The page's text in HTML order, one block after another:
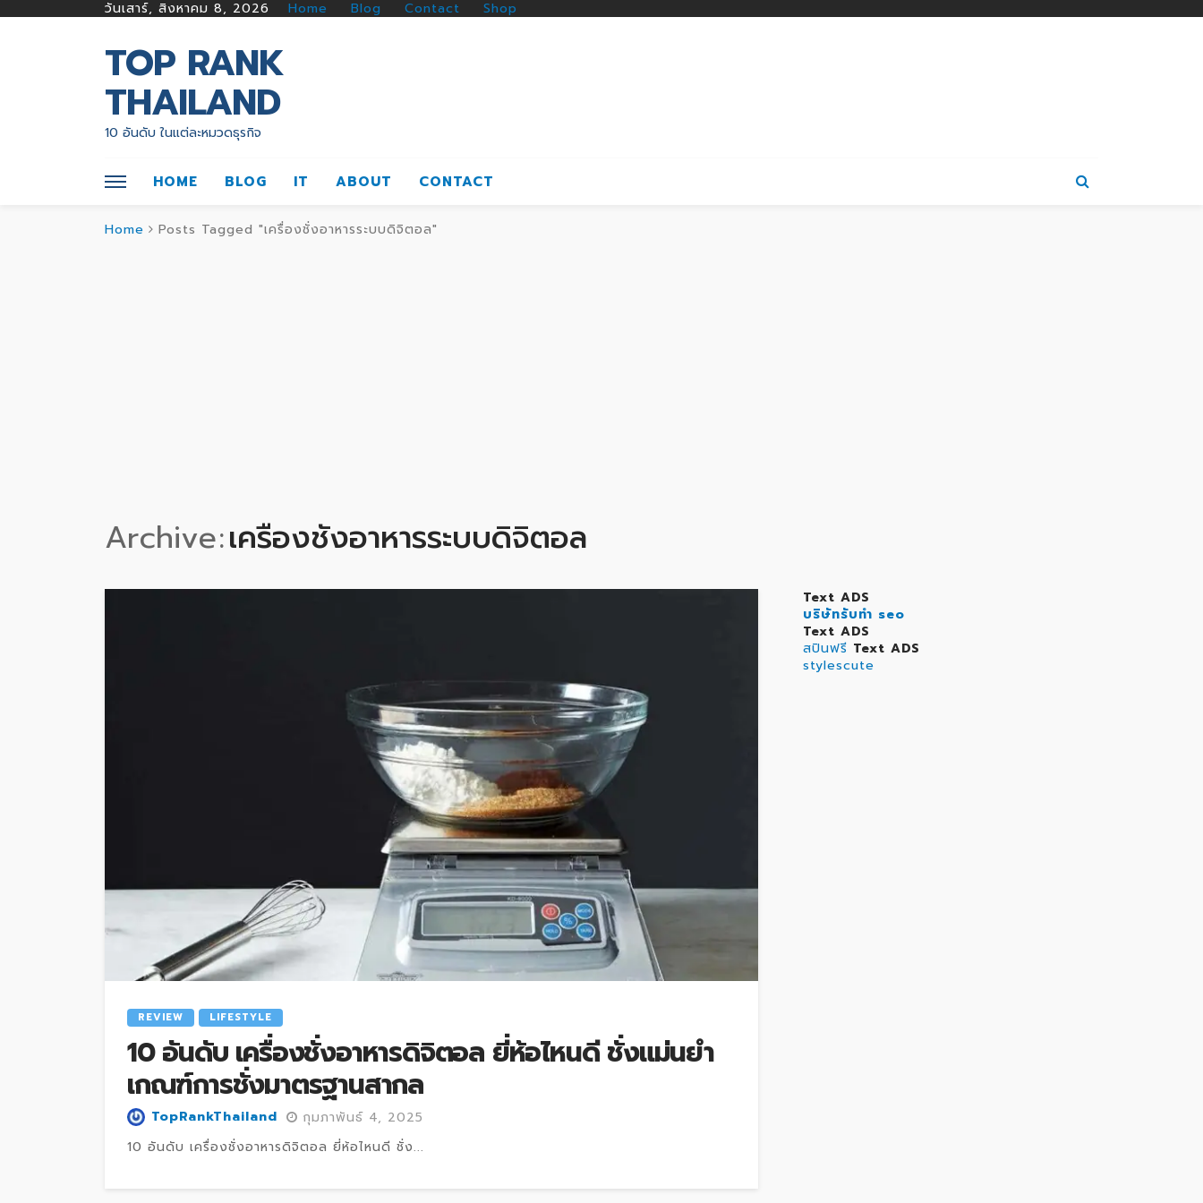
วันเสาร์, สิงหาคม 8, 2026 Home Blog Contact Shop
TOP RANK
THAILAND
10 อันดับ ในแต่ละหมวดธุรกิจ
HOME BLOG IT ABOUT CONTACT
Home Posts Tagged "เครื่องชั่งอาหารระบบดิจิตอล"
Archive เครื่องชั่งอาหารระบบดิจิตอล
REVIEW LIFESTYLE
10 อันดับ เครื่องชั่งอาหารดิจิตอล ยี่ห้อไหนดี ชั่งแม่นยำ
เกณฑ์การชั่งมาตรฐานสากล
TopRankThailand
กุมภาพันธ์ 4, 2025
10 อันดับ เครื่องชั่งอาหารดิจิตอล ยี่ห้อไหนดี ชั่ง...
Text ADS
บริษัทรับทำ seo
Text ADS
สปินฟรี Text ADS
stylescute